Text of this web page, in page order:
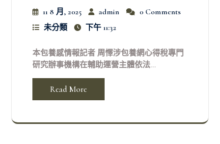
11 8 月, 2025 admin
0 Comments
未分類
下午 11:32
本包養感情報記者 周懌涉包養網心得稅專門
研究辦事機構在輔助運營主體依法...
Read More